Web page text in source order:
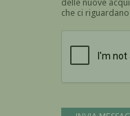
delle nuove
che ci